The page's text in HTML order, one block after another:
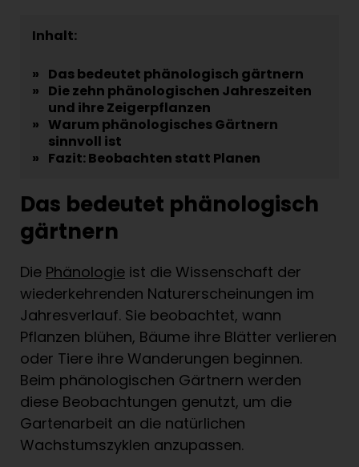
Inhalt:
» Das bedeutet phänologisch gärtnern
» Die zehn phänologischen Jahreszeiten
und ihre Zeigerpflanzen
» Warum phänologisches Gärtnern
sinnvoll ist
» Fazit: Beobachten statt Planen
Das bedeutet phänologisch
gärtnern
Die Phänologie ist die Wissenschaft der
wiederkehrenden Naturerscheinungen im
Jahresverlauf. Sie beobachtet, wann
Pflanzen blühen, Bäume ihre Blätter verlieren
oder Tiere ihre Wanderungen beginnen.
Beim phänologischen Gärtnern werden
diese Beobachtungen genutzt, um die
Gartenarbeit an die natürlichen
Wachstumszyklen anzupassen.